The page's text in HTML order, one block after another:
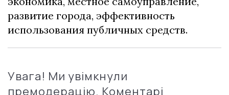
развитие города, эффективность
использования публичных средств.
Увага! Ми увімкнули
премодерацію. Коментарі